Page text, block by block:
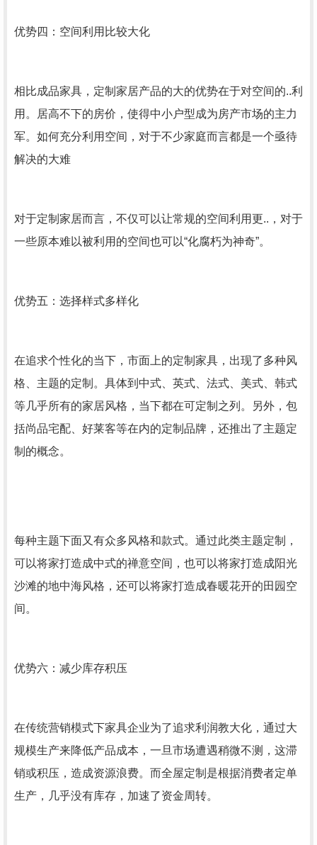
优势四：空间利用比较大化
相比成品家具，定制家居产品的大的优势在于对空间的..利
用。居高不下的房价，使得中小户型成为房产市场的主力
军。如何充分利用空间，对于不少家庭而言都是一个亟待
解决的大难
对于定制家居而言，不仅可以让常规的空间利用更..，对于
一些原本难以被利用的空间也可以“化腐朽为神奇”。
优势五：选择样式多样化
在追求个性化的当下，市面上的定制家具，出现了多种风
格、主题的定制。具体到中式、英式、法式、美式、韩式
等几乎所有的家居风格，当下都在可定制之列。另外，包
括尚品宅配、好莱客等在内的定制品牌，还推出了主题定
制的概念。
每种主题下面又有众多风格和款式。通过此类主题定制，
可以将家打造成中式的禅意空间，也可以将家打造成阳光
沙滩的地中海风格，还可以将家打造成春暖花开的田园空
间。
优势六：减少库存积压
在传统营销模式下家具企业为了追求利润教大化，通过大
规模生产来降低产品成本，一旦市场遭遇稍微不测，这滞
销或积压，造成资源浪费。而全屋定制是根据消费者定单
生产，几乎没有库存，加速了资金周转。